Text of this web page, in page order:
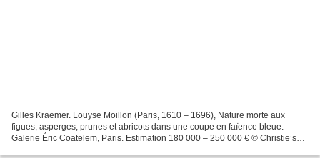
Gilles Kraemer. Louyse Moillon (Paris, 1610 – 1696), Nature morte aux
figues, asperges, prunes et abricots dans une coupe en faïence bleue.
Galerie Éric Coatelem, Paris. Estimation 180 000 – 250 000 € © Christie’s